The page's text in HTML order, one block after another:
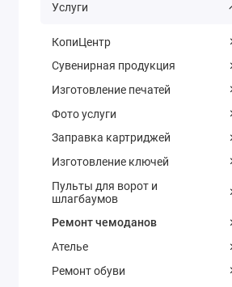
Услуги
КопиЦентр
Сувенирная продукция
Изготовление печатей
Фото услуги
Заправка картриджей
Изготовление ключей
Пульты для ворот и
шлагбаумов
Ремонт чемоданов
Ателье
Ремонт обуви